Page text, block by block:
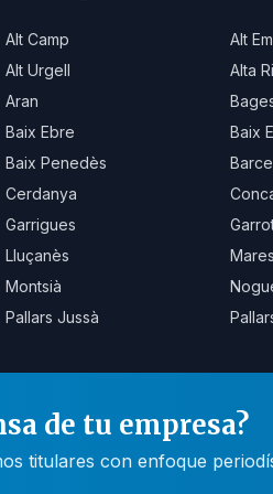
Alt Camp Alt
Alt Urgell
Alta
Aran
Baix Ebre
Baix
Baix Penedès
Cerdanya
Garrigues
Lluçanès
Montsià
Pallars Jussà
de tu empresa?
titulares con enfoque